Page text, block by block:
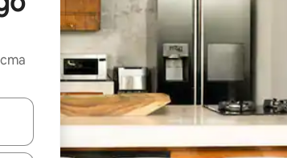
клавишите със стрелки нагоре и надолу или